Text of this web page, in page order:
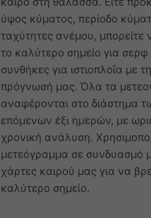
ύψος κύματος, περίοδο
ταχύτητες ανέμου, μπορείτε
το καλύτερο σημείο για σερφ
συνθήκες για ιστιοπλοΐα με
πρόγνωσή μας. Όλα τα
αναφέρονται στο διάστημα
επόμενων έξι ημερών, με
χρονική ανάλυση.
μετεόγραμμα σε συνδυασμό
χάρτες καιρού μας για να
καλύτερο σημείο.